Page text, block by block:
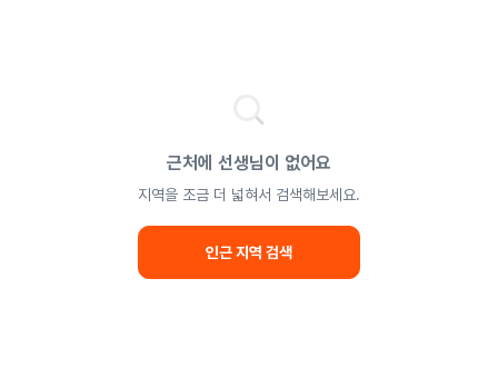
근처에 선생님이 없어요
지역을 조금 더 넓혀서 검색해보세요.
인근 지역 검색